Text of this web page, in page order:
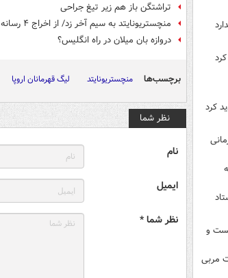
کرد
پَست‌ و
مربی
تراشتگن باز هم زیر تیغ جراحی
منچستریونایتد به سیم آخر زد/ از اخراج ۴ رسانه تا اعتراف تن هاگ
دروازه بان میلان در راه انگلیس؟
برچسب‌ها منچستریونایتد لیگ قهرمانان اروپا
نظر شما
نام
ایمیل
نظر شما *